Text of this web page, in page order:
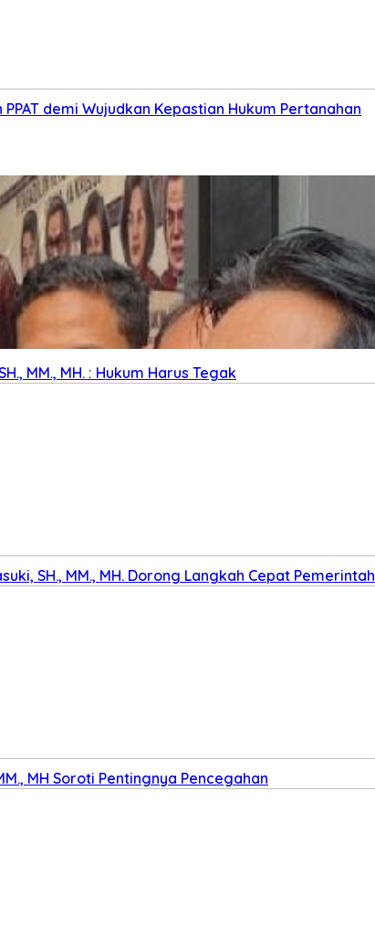
demi Wujudkan Kepastian Hukum Pertanahan
MM., MH. : Hukum Harus Tegak
SH., MM., MH. Dorong Langkah Cepat Pemerintah
MH Soroti Pentingnya Pencegahan